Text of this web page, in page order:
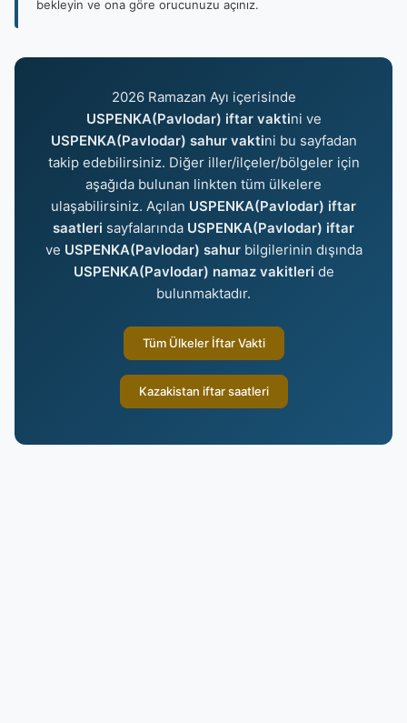
bekleyin ve ona göre orucunuzu açınız.
2026 Ramazan Ayı içerisinde
USPENKA(Pavlodar) iftar vaktini ve
USPENKA(Pavlodar) sahur vaktini bu sayfadan
takip edebilirsiniz. Diğer iller/ilçeler/bölgeler için
aşağıda bulunan linkten tüm ülkelere
ulaşabilirsiniz. Açılan USPENKA(Pavlodar) iftar
saatleri sayfalarında USPENKA(Pavlodar) iftar
ve USPENKA(Pavlodar) sahurbilgilerinin dışında
USPENKA(Pavlodar) namaz vakitleri de
bulunmaktadır.
Tüm Ülkeler İftar Vakti
Kazakistan iftar saatleri